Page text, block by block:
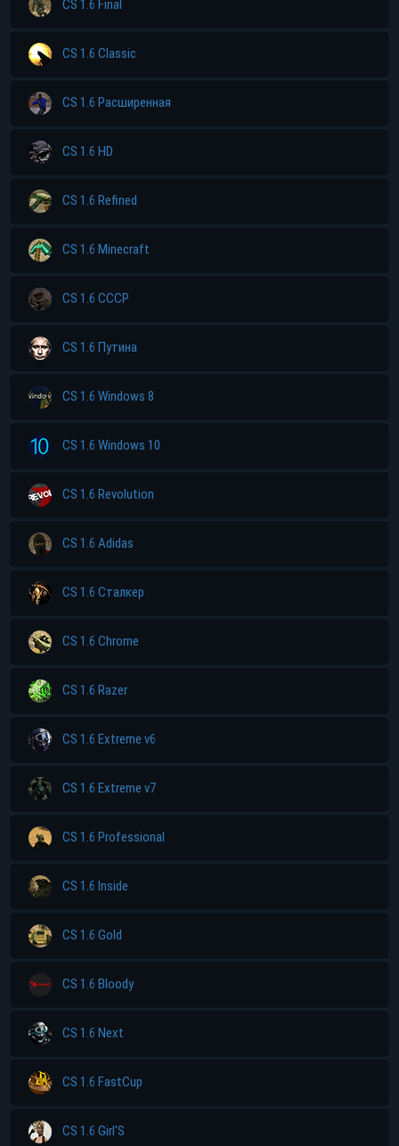
CS 1.6 Final
CS 1.6 Classic
CS 1.6 Расширенная
CS 1.6 HD
CS 1.6 Refined
CS 1.6 Minecraft
CS 1.6 CCCP
CS 1.6 Путина
CS 1.6 Windows 8
CS 1.6 Windows 10
CS 1.6 Revolution
CS 1.6 Adidas
CS 1.6 Сталкер
CS 1.6 Chrome
CS 1.6 Razer
CS 1.6 Extreme v6
CS 1.6 Extreme v7
CS 1.6 Professional
CS 1.6 Inside
CS 1.6 Gold
CS 1.6 Bloody
CS 1.6 Next
CS 1.6 FastCup
CS 1.6 Girl'S